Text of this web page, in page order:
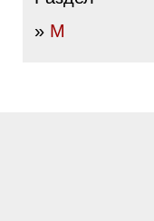
» М